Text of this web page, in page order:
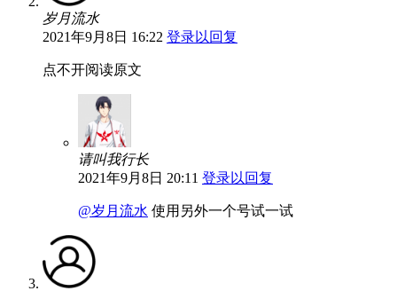
岁月流水
2021年9月8日 16:22 登录以回复
点不开阅读原文
请叫我行长
2021年9月8日 20:11 登录以回复
@岁月流水 使用另外一个号试一试